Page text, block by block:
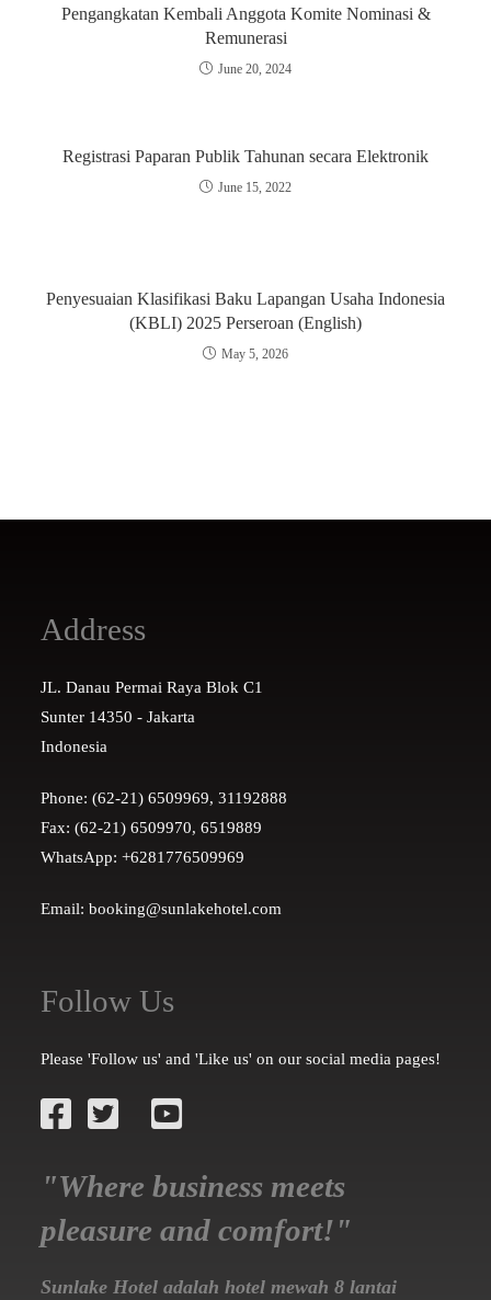
Pengangkatan Kembali Anggota Komite Nominasi &
Remunerasi
June 20, 2024
Registrasi Paparan Publik Tahunan secara Elektronik
June 15, 2022
Penyesuaian Klasifikasi Baku Lapangan Usaha Indonesia
(KBLI) 2025 Perseroan (English)
May 5, 2026
Address
JL. Danau Permai Raya Blok C1
Sunter 14350 - Jakarta
Indonesia
Phone: (62-21) 6509969, 31192888
Fax: (62-21) 6509970, 6519889
WhatsApp: +6281776509969
Email: booking@sunlakehotel.com
Follow Us
Please 'Follow us' and 'Like us' on our social media pages!
"Where business meets
pleasure and comfort!"
Sunlake Hotel adalah hotel mewah 8 lantai